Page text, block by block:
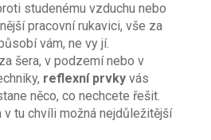
studenému vzduchu nebo
pracovní rukavici, vše za
vám, ne vy jí.
šera, v podzemí nebo v
reflexní prvky vás
něco, co nechcete řešit.
v tu chvíli možná nejdůležitější